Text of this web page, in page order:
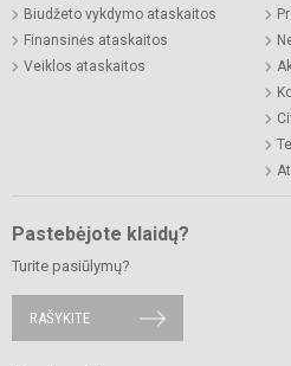
Biudžeto vykdymo ataskaitos
Finansinės ataskaitos
Veiklos ataskaitos
Pastebėjote klaidų?
Turite pasiūlymų?
RAŠYKITE